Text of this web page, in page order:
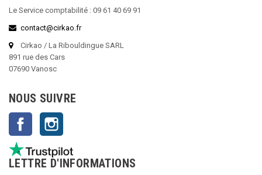
Le Service comptabilité : 09 61 40 69 91
contact@cirkao.fr
Cirkao / La Ribouldingue SARL
891 rue des Cars
07690 Vanosc
NOUS SUIVRE
Facebook
LETTRE D'INFORMATIONS